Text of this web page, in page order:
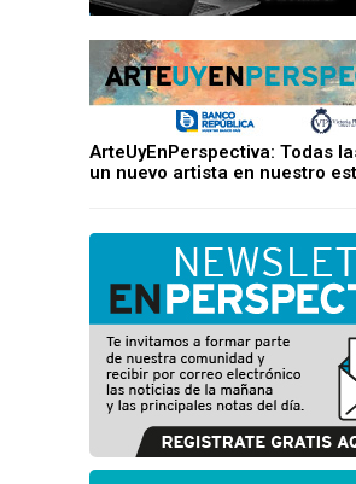
ArteUyEnPerspectiva: Todas
un nuevo artista en nuestro